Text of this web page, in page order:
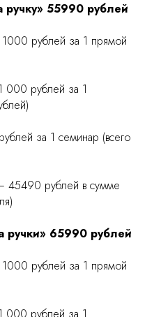
ручку» 55990 рублей
рублей за 1 прямой
000 рублей за 1
за 1 семинар (всего
45490 рублей в сумме
ручки» 65990 рублей
рублей за 1 прямой